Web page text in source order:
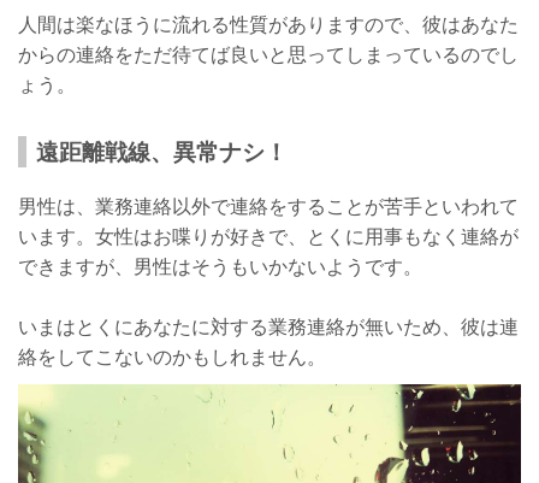
人間は楽なほうに流れる性質がありますので、彼はあなた
からの連絡をただ待てば良いと思ってしまっているのでし
ょう。
遠距離戦線、異常ナシ！
男性は、業務連絡以外で連絡をすることが苦手といわれて
います。女性はお喋りが好きで、とくに用事もなく連絡が
できますが、男性はそうもいかないようです。
いまはとくにあなたに対する業務連絡が無いため、彼は連
絡をしてこないのかもしれません。